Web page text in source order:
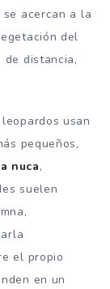
acercan a la
del
de distancia,
usan
pequeños,
nuca,
suelen
el propio
en un